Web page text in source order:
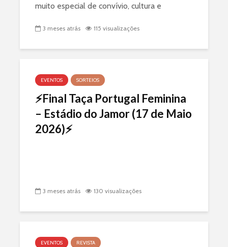
muito especial de convívio, cultura e
julho de 2026! Venha explorar um dos
3 meses atrás 115 visualizações
EVENTOS SORTEIOS
⚡Final Taça Portugal Feminina
– Estádio do Jamor (17 de Maio
2026)⚡
3 meses atrás 130 visualizações
EVENTOS REVISTA